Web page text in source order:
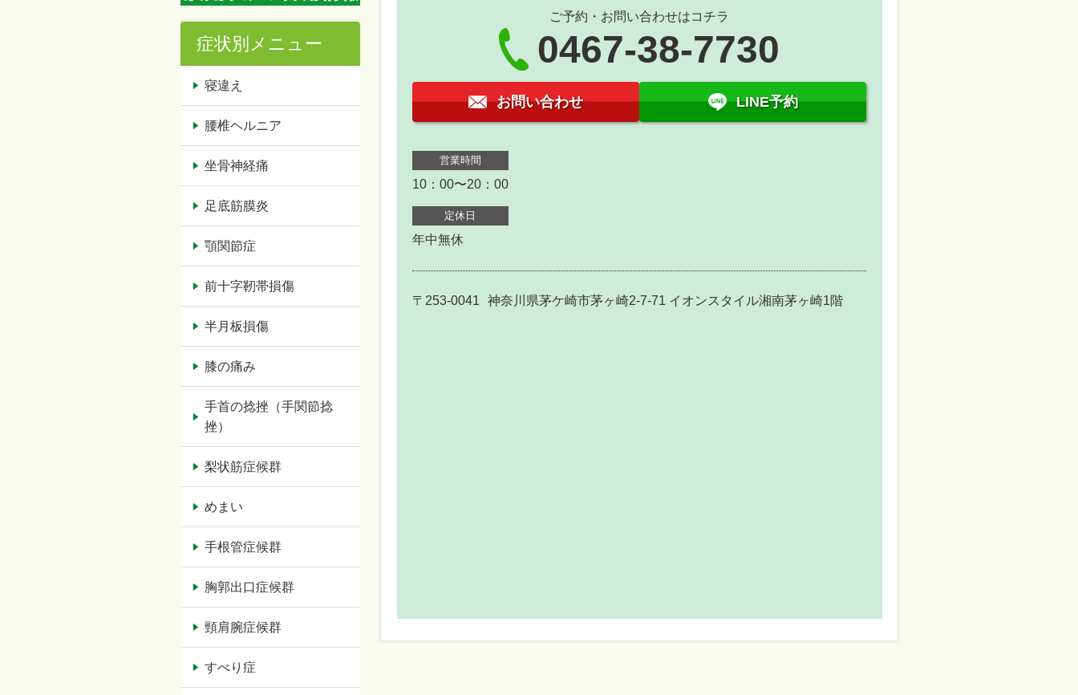
ご予約・お問い合わせはコチラ
0467-38-7730
お問い合わせ LINE予約
営業時間
10：00〜20：00
定休日
年中無休
〒253-0041 神奈川県茅ケ崎市茅ヶ崎2-7-71 イオンスタイル湘南茅ヶ崎1階
症状別メニュー
寝違え
腰椎ヘルニア
坐骨神経痛
足底筋膜炎
顎関節症
前十字靭帯損傷
半月板損傷
膝の痛み
手首の捻挫（手関節捻
挫）
梨状筋症候群
めまい
手根管症候群
胸郭出口症候群
頸肩腕症候群
すべり症